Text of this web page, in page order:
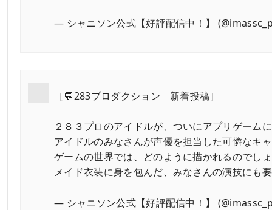
— シャニソン公式【好評配信中！】
［💬283プロダクション 新着投稿］
２８３プロのアイドルが、ついにアプリゲーム
アイドルのみなさんが声優を担当した可憐なキ
ゲームの世界では、どのように描かれるのでし
メイド衣装に身を包んだ、みなさんの演技にも
— シャニソン公式【好評配信中！】